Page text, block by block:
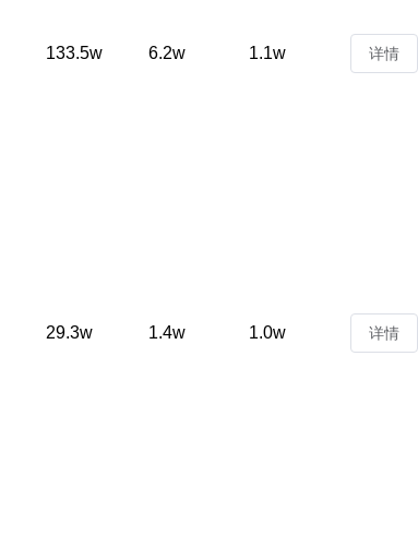
133.5w 6.2w 1.1w 详情
29.3w 1.4w 1.0w 详情